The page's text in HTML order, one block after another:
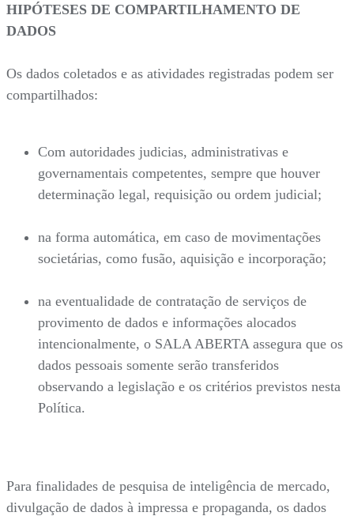
HIPÓTESES DE COMPARTILHAMENTO DE
DADOS
Os dados coletados e as atividades registradas podem ser
compartilhados:
Com autoridades judicias, administrativas e
governamentais competentes, sempre que houver
determinação legal, requisição ou ordem judicial;
na forma automática, em caso de movimentações
societárias, como fusão, aquisição e incorporação;
na eventualidade de contratação de serviços de
provimento de dados e informações alocados
intencionalmente, o SALA ABERTA assegura que os
dados pessoais somente serão transferidos
observando a legislação e os critérios previstos nesta
Política.
Para finalidades de pesquisa de inteligência de mercado,
divulgação de dados à impressa e propaganda, os dados